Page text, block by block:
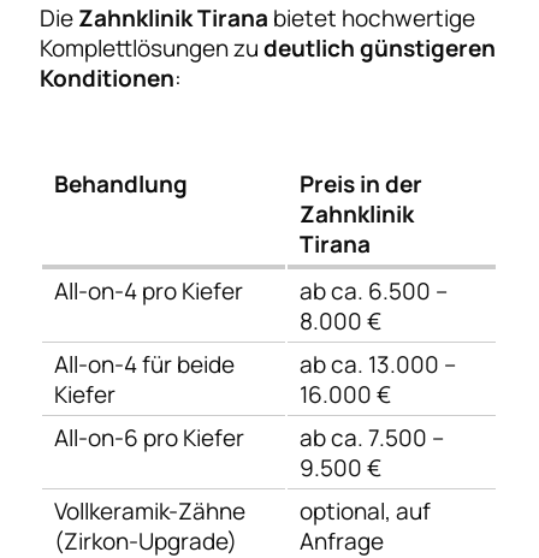
DieZahnklinik Tirana bietet hochwertige
Komplettlösungen zudeutlich günstigeren
Konditionen:
Behandlung
Preis in der
Zahnklinik
Tirana
All-on-4 pro Kiefer
ab ca. 6.500 –
8.000 €
All-on-4 für beide
Kiefer
ab ca. 13.000 –
16.000 €
All-on-6 pro Kiefer
ab ca. 7.500 –
9.500 €
Vollkeramik-Zähne
(Zirkon-Upgrade)
optional, auf
Anfrage